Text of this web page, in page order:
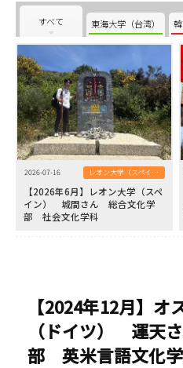
すべて 東海大学（台湾）
2026-07-16 レオン大学（スペイン）
【2026年6月】レオン大学（スペ
イン） 城間さん 総合文化学
部 社会文化学科
【2024年12月】
（ドイツ） 運天
部 英米言語文化